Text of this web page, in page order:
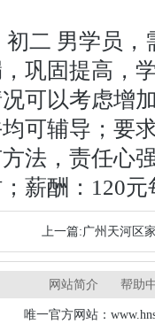
初二 男学员，
巩固提高，
可以考虑增
可辅导；要
法，责任心
薪酬：120元
上一篇:广州天河区
网站简介 帮助
唯一官方网站：